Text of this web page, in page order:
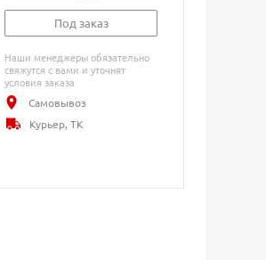
Под заказ
Наши менеджеры обязательно
свяжутся с вами и уточнят
условия заказа
Самовывоз
Курьер, ТК